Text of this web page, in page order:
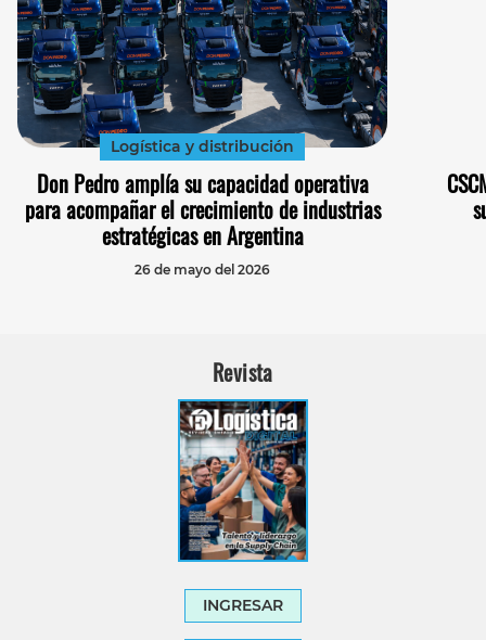
Logística y distribución
Don Pedro amplía su capacidad operativa
para acompañar el crecimiento de industrias
estratégicas en Argentina
26 de mayo del 2026
Revista
INGRESAR